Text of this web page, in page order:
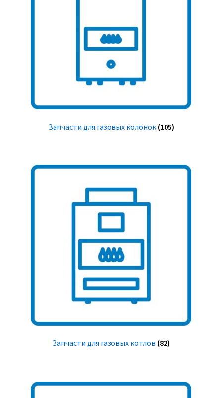
Запчасти для газовых колонок (105)
Запчасти для газовых котлов (82)